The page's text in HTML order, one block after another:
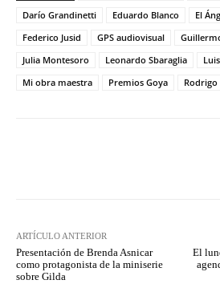
Darío Grandinetti
Eduardo Blanco El
Federico Jusid
GPS audiovisual
Julia Montesoro
Leonardo Sbaraglia
Mi obra maestra
Premios Goya Rodrigo
ARTÍCULO ANTERIOR
Presentación de Brenda Asnicar
como protagonista de la miniserie
sobre Gilda
El